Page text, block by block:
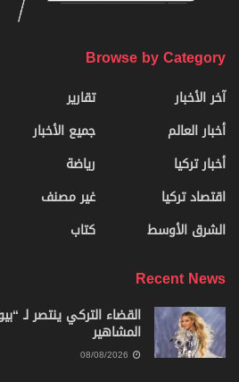
Browse by Category
آخر الأخبار
أخبار العالم
أخبار تركيا
اقتصاد تركيا
الشرق الأوسط
تقارير
جميع الأخبار
رياضة
غير مصنف
كتاب
Recent News
القضاء التركي ينتصر لـ
المشاهير